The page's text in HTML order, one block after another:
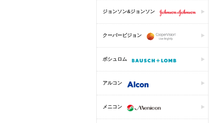
ジョンソン&ジョンソン
クーパービジョン
ボシュロム
アルコン
メニコン